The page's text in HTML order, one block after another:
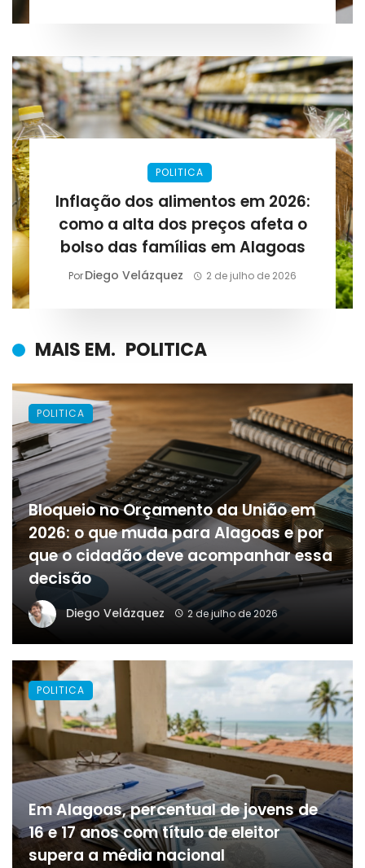
POLITICA
Inflação dos alimentos em 2026:
como a alta dos preços afeta o
bolso das famílias em Alagoas
PorDiego Velázquez 2 de julho de 2026
MAIS EM. POLITICA
Bloqueio no Orçamento da União em
2026: o que muda para Alagoas e por
que o cidadão deve acompanhar essa
decisão
Diego Velázquez 2 de julho de 2026
POLITICA
Em Alagoas, percentual de jovens de
16 e 17 anos com título de eleitor
supera a média nacional
POLITICA